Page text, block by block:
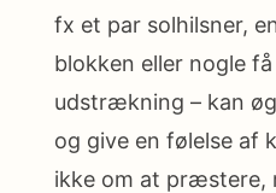
fx et par solhilsner,
blokken eller nogle
udstrækning – kan
og give en følelse af
ikke om at præstere,